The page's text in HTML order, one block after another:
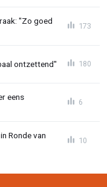
"Zo goed
173
ontzettend" 180
eens
6
Ronde van
10